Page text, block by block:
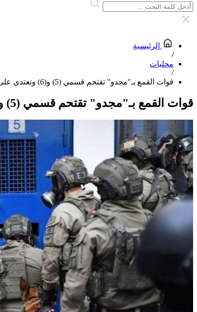
الرئيسية
/
محليات
/
قوات القمع بـ"مجدو" تقتحم قسمي (5) و(6) وتعتدي على الأسرى
قوات القمع بـ"مجدو" تقتحم قسمي (5) و(6) وتعتدي على الأسرى